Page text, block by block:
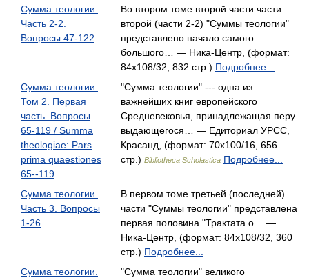
Сумма теологии.
Часть 2-2.
Вопросы 47-122
Во втором томе второй части части
второй (части 2-2) "Суммы теологии"
представлено начало самого
большого… — Ника-Центр, (формат:
84x108/32, 832 стр.) Подробнее...
Сумма теологии.
Том 2. Первая
часть. Вопросы
65-119 / Summa
theologiae: Pars
prima quaestiones
65--119
"Сумма теологии" --- одна из
важнейших книг европейского
Средневековья, принадлежащая перу
выдающегося… — Едиториал УРСС,
Красанд, (формат: 70x100/16, 656
стр.) Bibliotheca Scholastica Подробнее...
Сумма теологии.
Часть 3. Вопросы
1-26
В первом томе третьей (последней)
части "Суммы теологии" представлена
первая половина "Трактата о… —
Ника-Центр, (формат: 84x108/32, 360
стр.) Подробнее...
Сумма теологии.
"Сумма теологии" великого